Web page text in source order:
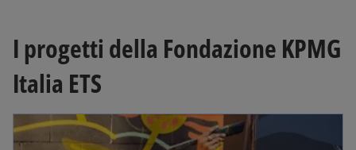
I progetti della Fondazione KPMG
Italia ETS